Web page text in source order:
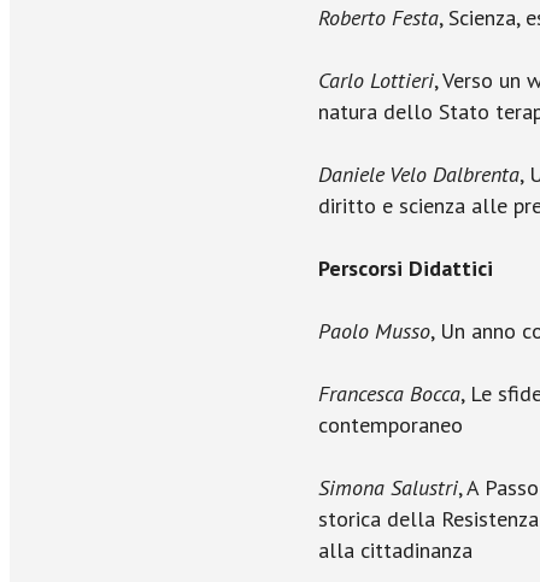
Roberto Festa, Scienza,
Carlo Lottieri, Verso un
natura dello Stato
Daniele Velo Dalbrenta,
diritto e scienza alle
Perscorsi Didattici
Paolo Musso, Un anno
Francesca Bocca, Le
contemporaneo
Simona Salustri, A
storica della
alla cittadinanza